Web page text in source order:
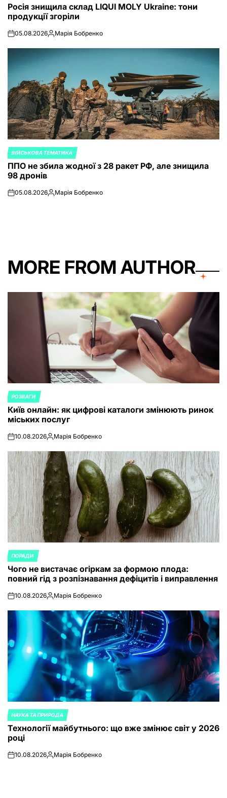
IN
Росія знищила склад LIQUI MOLY Ukraine: тони
продукції згоріли
on05.08.2026Posted
Марія Бобренко
POSTED
IN
ВІЙСЬКОВА ТЕМАТИКА
ППО не збила жодної з 28 ракет РФ, але знищила
98 дронів
on05.08.2026Posted
Марія Бобренко
MORE FROM AUTHOR
POSTED
IN
РОЗВАГИ
Київ онлайн: як цифрові каталоги змінюють ринок
міських послуг
on10.08.2026Posted
Марія Бобренко
POSTED
IN
ПОРАДИ
Чого не вистачає огіркам за формою плода:
повний гід з розпізнавання дефіцитів і виправлення
on10.08.2026Posted
Марія Бобренко
POSTED
IN
НАУКА ТА ПРИРОДА
Технології майбутнього: що вже змінює світ у 2026
році
on10.08.2026Posted
Марія Бобренко